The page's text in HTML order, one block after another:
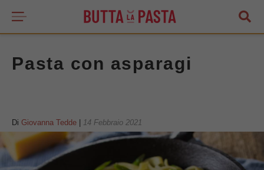
Pasta con asparagi
Di Giovanna Tedde 14 Febbraio 2021